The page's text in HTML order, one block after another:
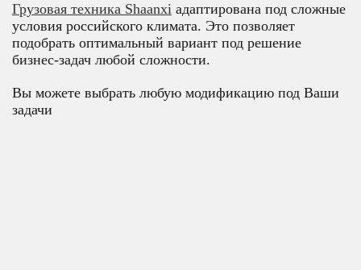
Грузовая техника Shaanxi адаптирована под сложные
условия российского климата. Это позволяет
подобрать оптимальный вариант под решение
бизнес-задач любой сложности.
Вы можете выбрать любую модификацию под Ваши
задачи